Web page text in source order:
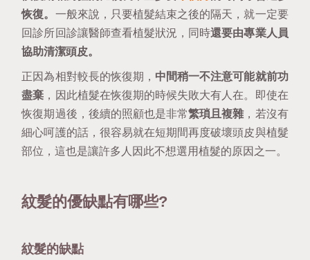
恢復。 一般來說，只要植髮結束之後的隔天，就一定要
回診所回診讓醫師查看植髮狀況，同時還要由專業人員
協助清潔頭皮。
正因為相對較長的恢復期， 中間稍一不注意可能就前功
盡棄 ，因此植髮在恢復期的時候失敗大有人在。即使在
恢復期過後，後續的照顧也是非常繁瑣且複雜，若沒有
細心呵護的話，很容易就在短期間再度破壞頭皮與植髮
部位，這也是讓許多人因此不想選用植髮的原因之一。
紋髮的優缺點有哪些?
紋髮的缺點